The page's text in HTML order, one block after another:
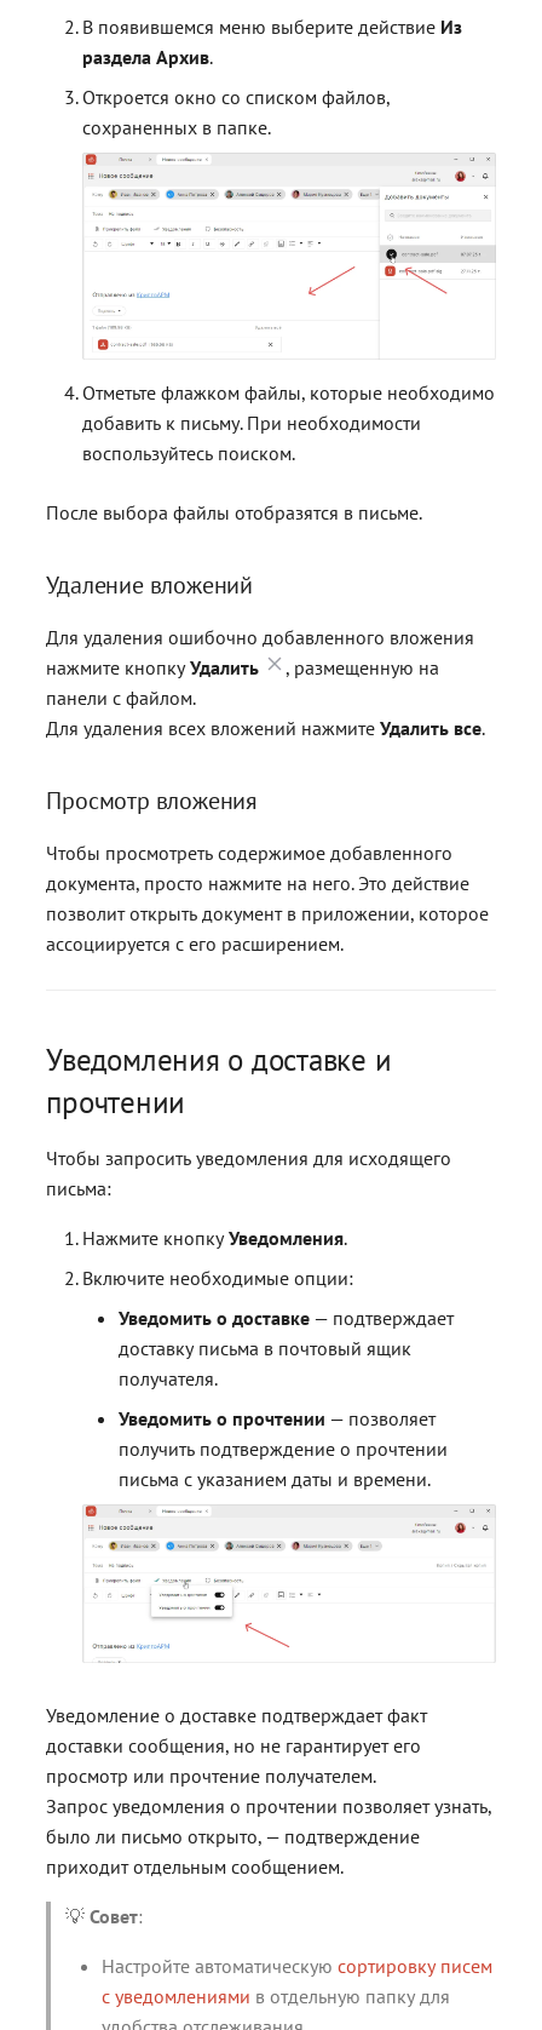
В появившемся меню выберите действие Из
раздела Архив.
Откроется окно со списком файлов,
сохраненных в папке.
Отметьте флажком файлы, которые необходимо
добавить к письму. При необходимости
воспользуйтесь поиском.
После выбора файлы отобразятся в письме.
Удаление вложений
Для удаления ошибочно добавленного вложения
нажмите кнопкуУдалить
, размещенную на
панели с файлом.
Для удаления всех вложений нажмитеУдалить все.
Просмотр вложения
Чтобы просмотреть содержимое добавленного
документа, просто нажмите на него. Это действие
позволит открыть документ в приложении, которое
ассоциируется с его расширением.
Уведомления о доставке и
прочтении
Чтобы запросить уведомления для исходящего
письма:
Нажмите кнопкуУведомления.
Включите необходимые опции:
Уведомить о доставке — подтверждает
доставку письма в почтовый ящик
получателя.
Уведомить о прочтении — позволяет
получить подтверждение о прочтении
письма с указанием даты и времени.
Уведомление о доставке подтверждает факт
доставки сообщения, но не гарантирует его
просмотр или прочтение получателем.
Запрос уведомления о прочтении позволяет узнать,
было ли письмо открыто, — подтверждение
приходит отдельным сообщением.
💡Совет:
Настройте автоматическуюсортировку писем
с уведомлениями в отдельную папку для